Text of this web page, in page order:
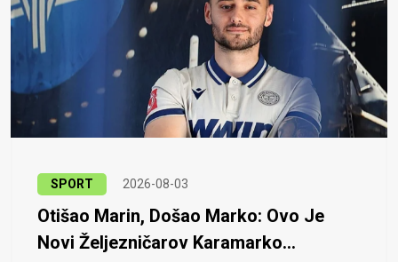
SPORT 2026-08-03
Otišao Marin, Došao Marko: Ovo Je
Novi Željezničarov Karamarko...